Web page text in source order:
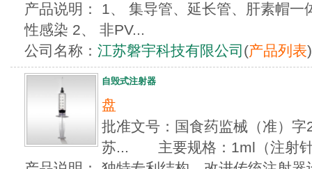
产品说明： 1、 集导管、延长管、肝素帽一
性感染 2、 非PV...
公司名称： 江苏磐宇科技有限公司 (产品列表)
自毁式注射器
盘
批准文号：国食药监械（准）
苏... 主要规格：1ml（注射